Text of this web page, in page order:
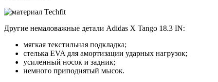
Другие немаловажные детали Adidas X Tango 18.3 IN:
мягкая текстильная подкладка;
стелька EVA для амортизации ударных нагрузок;
усиленный носок и задник;
немного приподнятый мысок.